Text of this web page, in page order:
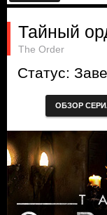
Тайный
The Order
Статус:
ОБЗОР